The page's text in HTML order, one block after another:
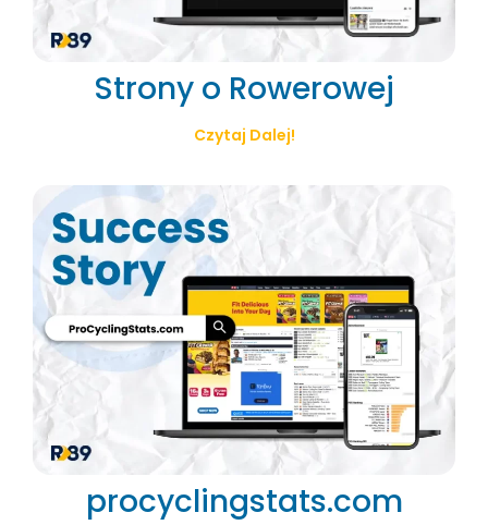
Strony o Rowerowej
Czytaj Dalej!
procyclingstats.com